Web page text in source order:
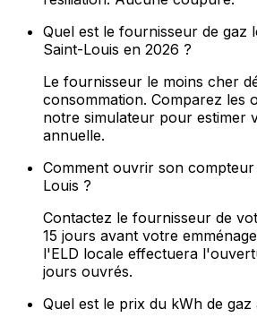
Quel est le fournisseur de gaz
Saint-Louis en 2026 ?
Le fournisseur le moins cher
consommation. Comparez les
notre simulateur pour estimer
annuelle.
Comment ouvrir son compteur
Louis ?
Contactez le fournisseur de
15 jours avant votre
l'ELD locale effectuera
jours ouvrés.
Quel est le prix du kWh de gaz